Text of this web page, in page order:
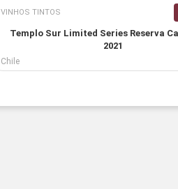
VINHOS TINTOS
Templo Sur Limited Series Reserva
2021
Chile